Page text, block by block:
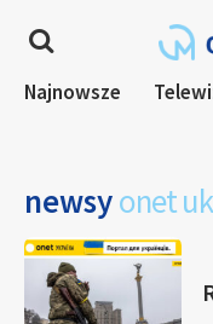
Najnowsze
newsyonet